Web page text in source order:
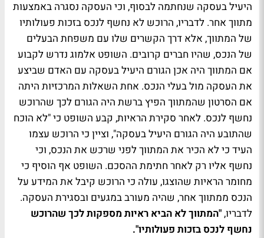
היעיל בעסקה שנחתמה לבסוף, וכי העסקה נסגרה באמצעות
מתווך אחר. לדבריו, הרוכש לא נחשף לנכס בזכות פעולותיו
של המתווך, אלא דרך הקשרים שלו עם משפחת הבעלים
של הנכס, שהיו חברים קרובים. השופט אלמוג נדרש לקבוע
אם המתווך היה אכן הגורם היעיל בעסקה עם האדם שביצע
את העסקה מול בעלי הנכס. אחת השאלות המרכזיות היתה
אם הסרטון שהמתווך הפיץ ברשת היה הגורם לכך שהרוכש
נחשף לנכס. לאחר סקירת הראיות, קבע השופט כי "לא הוכח
שהתובע היה הגורם היעיל בעסקה", וציין כי הרוכש עצמו
העיד כי לא הכיר את המתווך לפני שרכש את הנכס, וכי
נחשף אליו רק לאחר חתימת ההסכם. השופט אף הוסיף כי
מחומר הראיות שהוצגו, עולה כי הרוכש קיבל את המידע על
הנכס ממתווך אחר, שהיה מעורב במגעים ובסגירת העסקה.
לדבריו,"המתווך לא הביא ראיות מספקות לכך שהרוכש
נחשף לנכס בזכות פעולותיו".